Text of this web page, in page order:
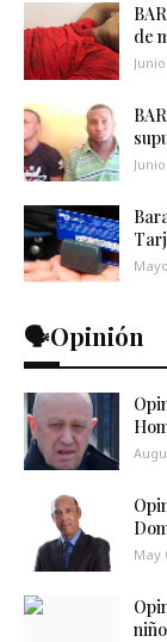
de
🗣️Opinión
May